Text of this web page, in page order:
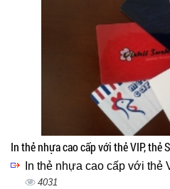
In thẻ nhựa cao cấp với thẻ VIP, thẻ
In thẻ nhựa cao cấp với thẻ
4031